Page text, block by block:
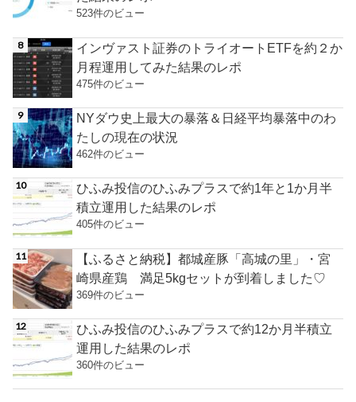
523件のビュー
インヴァスト証券のトライオートETFを約２か
月程運用してみた結果のレポ
475件のビュー
NYダウ史上最大の暴落＆日経平均暴落中のわ
たしの現在の状況
462件のビュー
ひふみ投信のひふみプラスで約1年と1か月半
積立運用した結果のレポ
405件のビュー
【ふるさと納税】都城産豚「高城の里」・宮
崎県産鶏 満足5kgセットが到着しました♡
369件のビュー
ひふみ投信のひふみプラスで約12か月半積立
運用した結果のレポ
360件のビュー